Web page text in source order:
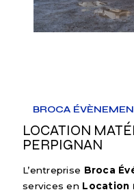
BROCA
LOCATION MATÉRIEL FESTIVAL À
PERPIGNAN
L’entreprise Broca
services en Location